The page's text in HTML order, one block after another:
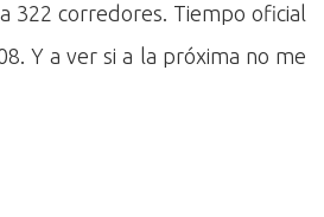
322 corredores. Tiempo oficial
Y a ver si a la próxima no me